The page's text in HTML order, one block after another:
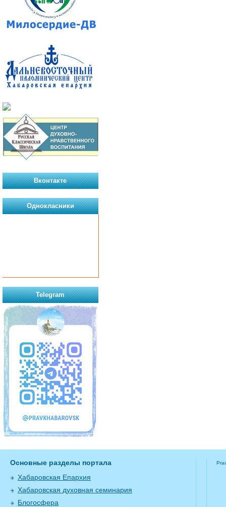
Вконтакте
Однокласники
Telegram
Основные разделы портала
Хабаровская Епархия
Хабаровская духовная семинария
Блогосфера